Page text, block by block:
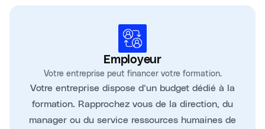
Employeur
Votre entreprise peut financer votre formation.
Votre entreprise dispose d’un budget dédié à la
formation. Rapprochez vous de la direction, du
manager ou du service ressources humaines de